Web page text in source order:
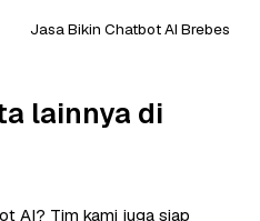
Jasa Bikin Chatbot AI Brebes
lainnya di
AI? Tim kami juga siap